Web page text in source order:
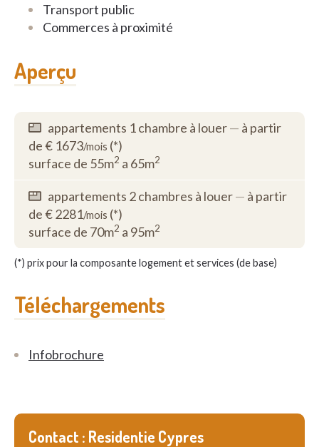
Transport public
Commerces à proximité
Aperçu
appartements 1 chambre à louer— à partir
de € 1673/mois (*)
surface de 55m2 a 65m2
appartements 2 chambres à louer— à partir
de € 2281/mois (*)
surface de 70m2 a 95m2
(*) prix pour la composante logement et services (de base)
Téléchargements
Infobrochure
Contact : Residentie Cypres